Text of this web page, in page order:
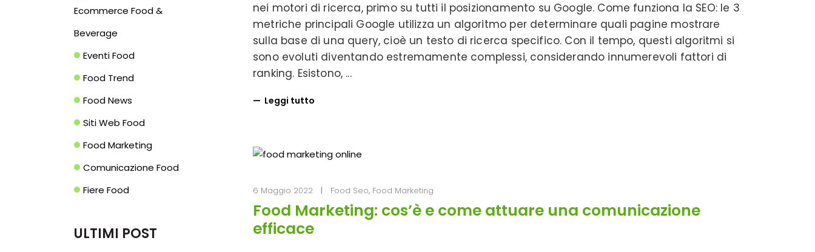
nei motori di ricerca, primo su tutti il posizionamento su Google. Come funziona la SEO: le 3
metriche principali Google utilizza un algoritmo per determinare quali pagine mostrare
sulla base di una query, cioè un testo di ricerca specifico. Con il tempo, questi algoritmi si
sono evoluti diventando estremamente complessi, considerando innumerevoli fattori di
ranking. Esistono,
Leggi tutto
6 Maggio 2022 Food Seo, Food Marketing
Food Marketing: cos’è e come attuare una comunicazione
efficace
Ecommerce Food &
Beverage
Eventi Food
Food Trend
Food News
Siti Web Food
Food Marketing
Comunicazione Food
Fiere Food
ULTIMI POST